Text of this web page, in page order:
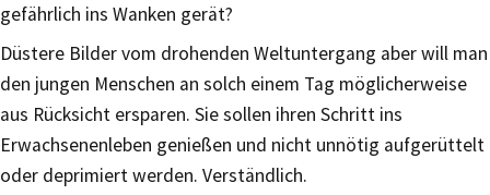
gefährlich ins Wanken gerät?
Düstere Bilder vom drohenden Weltuntergang aber will man
den jungen Menschen an solch einem Tag möglicherweise
aus Rücksicht ersparen. Sie sollen ihren Schritt ins
Erwachsenenleben genießen und nicht unnötig aufgerüttelt
oder deprimiert werden. Verständlich.